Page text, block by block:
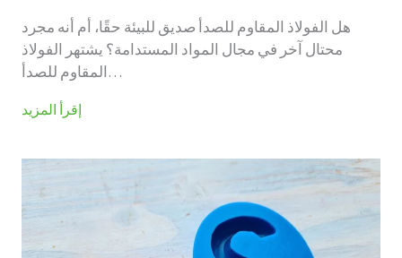
هل الفولاذ المقاوم للصدأ صديق للبيئة حقًا، أم أنه مجرد
محتال آخر في مجال المواد المستدامة؟ يشتهر الفولاذ
المقاوم للصدأ…
إقرأ المزيد